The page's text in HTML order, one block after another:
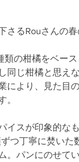
るRouさんの
の柑橘をベー
同じ柑橘と思え
により、見た目
。
イスが印象的な
つ丁寧に焚いた
。パンにのせて